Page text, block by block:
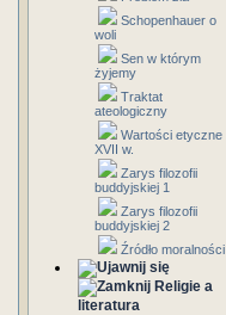
Schopenhauer o
woli
Sen w którym
żyjemy
Traktat
ateologiczny
Wartości etyczne
XVII w.
Zarys filozofii
buddyjskiej 1
Zarys filozofii
buddyjskiej 2
Źródło moralności
Religie a
literatura